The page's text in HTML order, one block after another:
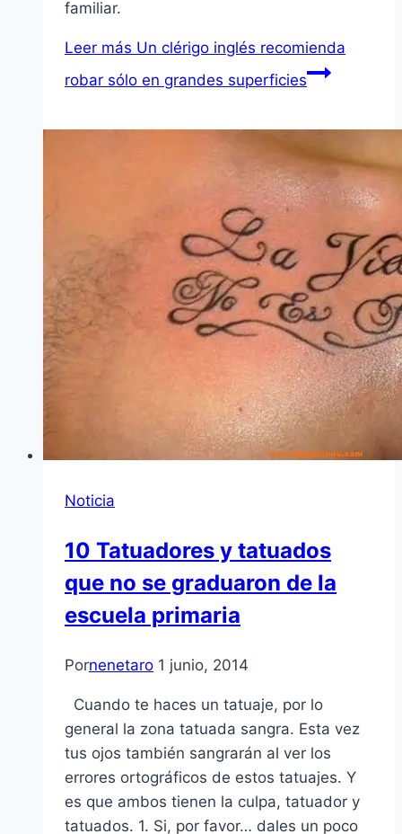
familiar.
Leer más Un clérigo inglés recomienda
robar sólo en grandes superficies
Noticia
10 Tatuadores y tatuados
que no se graduaron de la
escuela primaria
Pornenetaro 1 junio, 2014
Cuando te haces un tatuaje, por lo
general la zona tatuada sangra. Esta vez
tus ojos también sangrarán al ver los
errores ortográficos de estos tatuajes. Y
es que ambos tienen la culpa, tatuador y
tatuados. 1. Si, por favor… dales un poco